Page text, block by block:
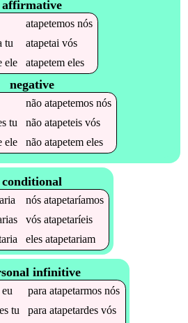
affirmative
atapetemosnós
tu atapetai vós
ele atapetemeles
negative
não atapetemosnós
tu não atapeteisvós
ele não atapetemeles
conditional
nós atapetaríamos
vós atapetaríeis
eles atapetariam
infinitive
eu paraatapetarmos nós
tu paraatapetardes vós